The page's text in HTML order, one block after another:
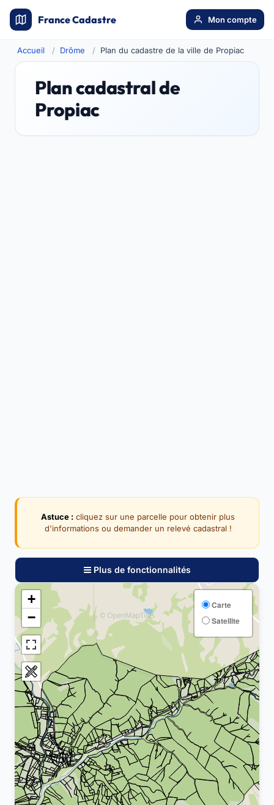
France Cadastre Mon compte
Accueil Drôme Plan du cadastre de la ville de Propiac
Plan cadastral de
Propiac
Astuce : cliquez sur une parcelle pour obtenir plus
d'informations ou demander un relevé cadastral !
Plus de fonctionnalités
+
−
Carte
Satellite